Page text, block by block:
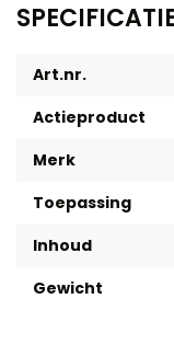
Art.nr.
Actieproduct
Merk
Toepassing
Inhoud
Gewicht